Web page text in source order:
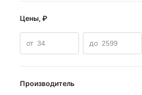
Цены, ₽
от до
Производитель